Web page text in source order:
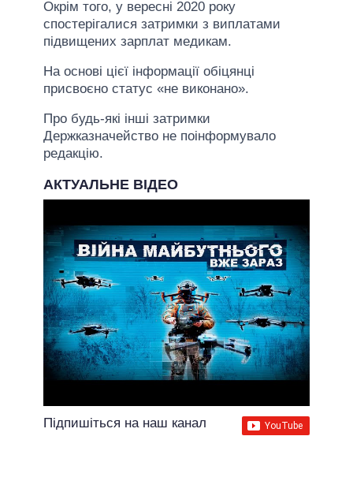
Окрім того, у вересні 2020 року
спостерігалися затримки з виплатами
підвищених зарплат медикам.
На основі цієї інформації обіцянці
присвоєно статус «не виконано».
Про будь-які інші затримки
Держказначейство не поінформувало
редакцію.
АКТУАЛЬНЕ ВІДЕО
Підпишіться на наш канал